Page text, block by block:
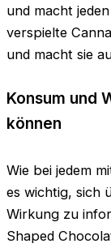
und macht
verspielte
und macht sie
Konsum und
können
Wie bei jedem
es wichtig, sich
Wirkung zu
Shaped